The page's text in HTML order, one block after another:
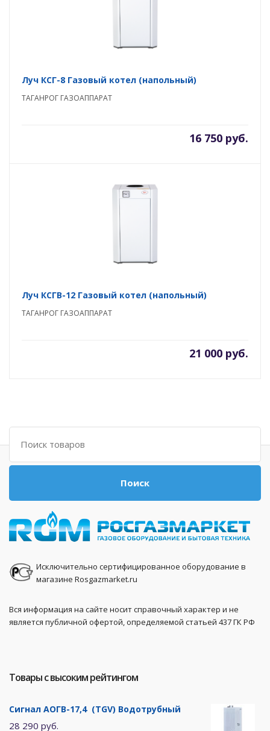
Луч КСГ-8 Газовый котел (напольный)
ТАГАНРОГ ГАЗОАППАРАТ
16 750 руб.
Луч КСГВ-12 Газовый котел (напольный)
ТАГАНРОГ ГАЗОАППАРАТ
21 000 руб.
Поиск
Поиск
Исключительно сертифицированное оборудование в
магазине Rosgazmarket.ru
Вся информация на сайте носит справочный характер и не
является публичной офертой, определяемой статьей 437 ГК РФ
Товары с высоким рейтингом
Сигнал АОГВ-17,4 (TGV) Водотрубный
28 290 руб.